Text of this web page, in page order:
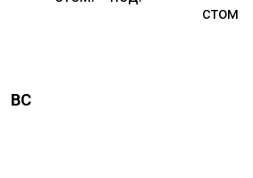
стом
ВС